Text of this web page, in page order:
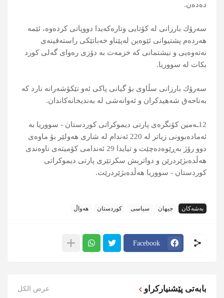
ده‌ده‌ن.
سه‌رۆك بارزانی له‌ كۆتایی وتاره‌كه‌یدا دووپاتی كرده‌وه‌، ئێمه‌
هه‌رده‌م پشتیوانی ئێوه‌ین له‌پێناو خه‌باتێكی راسته‌قینه‌ی
نه‌ته‌وه‌یی و نیشتمانی كه‌ خزمه‌ت به‌ دۆزی ره‌وای گه‌لی كورد
بكات له‌ سووریا.
سه‌رۆك بارزانی سڵاوی بۆ گیانی پاكی ئه‌و تێكۆشه‌رانه‌ نارد كه‌
به‌ناحه‌ق شه‌هیدكران و ئه‌وانه‌شی له‌ به‌ندیخانه‌كاندان.
12ـه‌مین كۆنگره‌ی پارتی دیموكراتی كوردستان - سووریا به‌
ئه‌ماده‌بوونی زیاتر له‌ 220 ئه‌ندام له‌ شاری هه‌ولێر بۆ ماوه‌ی
دوو رۆژ به‌ڕێوه‌ده‌چێت و تیایدا 29 ئەندامی کۆمیتەی ناوەندی
هەڵدەبژێردرێن و دواتریش سكرتێری پارتی دیموكراتی
كوردستان - سووریا هه‌ڵده‌بژێردرێت.
بەشەکان جیهان سیاسی کوردستان هەواڵ
Facebook
بابەتی پێشنیارکراو عرض الكل